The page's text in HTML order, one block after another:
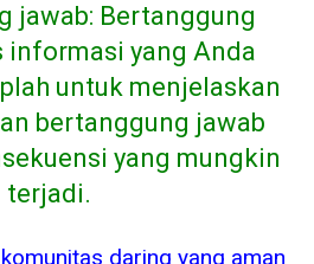
jawab: Bertanggung
informasi yang Anda
untuk menjelaskan
bertanggung jawab
yang mungkin
terjadi.
daring yang aman